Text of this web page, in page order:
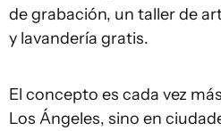
de grabación, un taller de
y lavandería gratis.
El concepto es cada vez
Los Ángeles, sino en